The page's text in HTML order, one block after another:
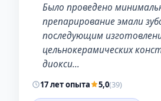
Было проведено
препарирование эмали
последующим
цельнокерамических
диокси…
17 лет опыта 5,0(39)